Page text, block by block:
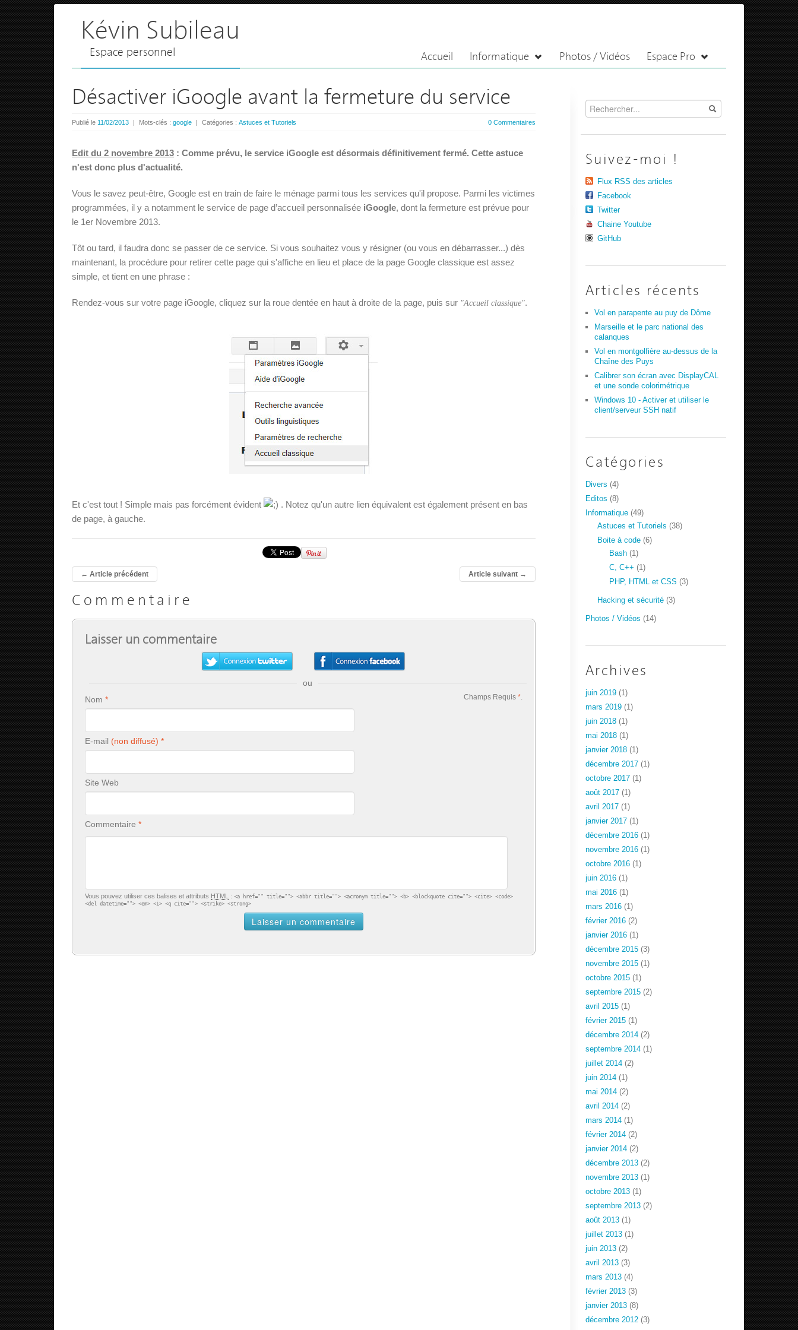
Kévin Subileau
Espace personnel Accueil Informatique Photos / Vidéos Espace Pro
Désactiver iGoogle avant la fermeture du service
0 Commentaires
Publié le 11/02/2013 | Mots-clés : google | Catégories : Astuces et Tutoriels
Edit du 2 novembre 2013 : Comme prévu, le service iGoogle est désormais définitivement fermé. Cette astuce
n'est donc plus d'actualité.
Vous le savez peut-être, Google est en train de faire le ménage parmi tous les services qu'il propose. Parmi les victimes
programmées, il y a notamment le service de page d’accueil personnalisée iGoogle, dont la fermeture est prévue pour
le 1er Novembre 2013.
Tôt ou tard, il faudra donc se passer de ce service. Si vous souhaitez vous y résigner (ou vous en débarrasser...) dès
maintenant, la procédure pour retirer cette page qui s'affiche en lieu et place de la page Google classique est assez
simple, et tient en une phrase :
Rendez-vous sur votre page iGoogle, cliquez sur la roue dentée en haut à droite de la page, puis sur "Accueil classique".
Et c'est tout ! Simple mais pas forcément évident
. Notez qu'un autre lien équivalent est également présent en bas
de page, à gauche.
← Article précédent Article suivant→
Commentaire
Laisser un commentaire
ou
Champs Requis *.
Nom
E-mail
Site Web
Commentaire
Vous pouvez utiliser ces balises et attributs HTML : <a href="" title=""> <abbr title=""> <acronym title=""> <b> <blockquote cite=""> <cite> <code>
<del datetime=""> <em> <i> <q cite=""> <strike> <strong>
Suivez-moi !
Flux RSS des articles
Facebook
Twitter
Chaine Youtube
GitHub
Articles récents
Vol en parapente au puy de Dôme
Marseille et le parc national des
calanques
Vol en montgolfière au-dessus de la
Chaîne des Puys
Calibrer son écran avec DisplayCAL
et une sonde colorimétrique
Windows 10 - Activer et utiliser le
client/serveur SSH natif
Catégories
Divers (4)
Editos (8)
Informatique (49)
Astuces et Tutoriels (38)
Boite à code (6)
Bash (1)
C, C++ (1)
PHP, HTML et CSS (3)
Hacking et sécurité (3)
Photos / Vidéos (14)
Archives
juin 2019 (1)
mars 2019 (1)
juin 2018 (1)
mai 2018 (1)
janvier 2018 (1)
décembre 2017 (1)
octobre 2017 (1)
août 2017 (1)
avril 2017 (1)
janvier 2017 (1)
décembre 2016 (1)
novembre 2016 (1)
octobre 2016 (1)
juin 2016 (1)
mai 2016 (1)
mars 2016 (1)
février 2016 (2)
janvier 2016 (1)
décembre 2015 (3)
novembre 2015 (1)
octobre 2015 (1)
septembre 2015 (2)
avril 2015 (1)
février 2015 (1)
décembre 2014 (2)
septembre 2014 (1)
juillet 2014 (2)
juin 2014 (1)
mai 2014 (2)
avril 2014 (2)
mars 2014 (1)
février 2014 (2)
janvier 2014 (2)
décembre 2013 (2)
novembre 2013 (1)
octobre 2013 (1)
septembre 2013 (2)
août 2013 (1)
juillet 2013 (1)
juin 2013 (2)
avril 2013 (3)
mars 2013 (4)
février 2013 (3)
janvier 2013 (8)
décembre 2012 (3)